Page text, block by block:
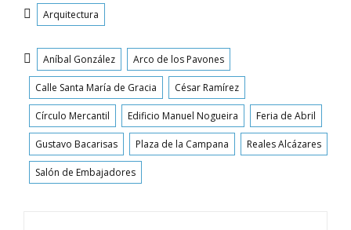
Categorías
Arquitectura
Etiquetas
Aníbal González Arco de los Pavones
Calle Santa María de Gracia César Ramírez
Círculo Mercantil Edificio Manuel Nogueira Feria de Abril
Gustavo Bacarisas Plaza de la Campana Reales Alcázares
Salón de Embajadores